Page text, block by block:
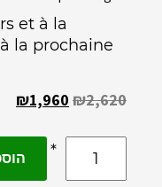
et à la
la prochaine
₪2,620
₪1,960